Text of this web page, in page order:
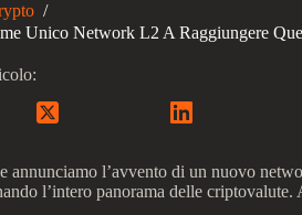
/
Unico Network L2 A Raggiungere
annunciamo l’avvento di un nuovo
l’intero panorama delle